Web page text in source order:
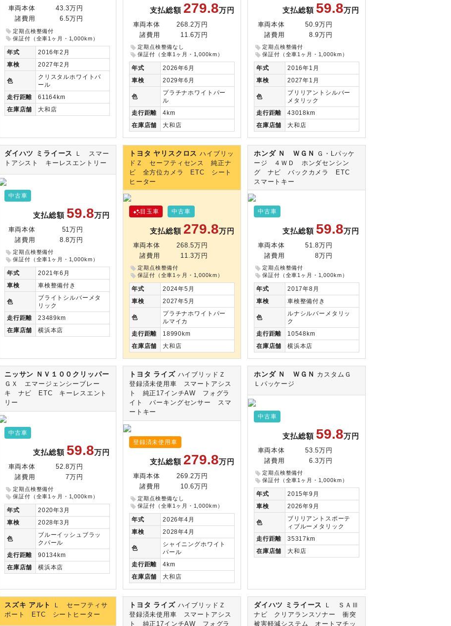
車両本体
43.3万円
諸費用
6.5万円
定期点検整備付
保証付（全車1ヶ月・1,000km）
年式
2016年2月
車検
2027年2月
色
クリスタルホワイトパ
ール
走行距離
61164km
在庫店舗 大和店
支払総額 279.8万円
車両本体
268.2万円
諸費用
11.6万円
定期点検整備なし
保証付（全車1ヶ月・1,000km）
年式
2026年6月
車検
2029年6月
色
プラチナホワイトパー
ル
走行距離
4km
在庫店舗 大和店
支払総額 59.8万円
車両本体
50.9万円
諸費用
8.9万円
定期点検整備付
保証付（全車1ヶ月・1,000km）
年式
2016年1月
車検
2027年1月
色
ブリリアントシルバー
メタリック
走行距離
43018km
在庫店舗 大和店
ダイハツ ミライース
Ｌ スマー
トアシスト キーレスエントリー
中古車
支払総額 59.8万円
車両本体
51万円
諸費用
8.8万円
定期点検整備付
保証付（全車1ヶ月・1,000km）
年式
2021年6月
車検
車検整備付き
色
ブライトシルバーメタ
リック
走行距離
23489km
在庫店舗 横浜本店
トヨタ ヤリスクロスハイブリッ
ドＺ セーフティセンス 純正ナ
ビ 全方位カメラ ETC シート
ヒーター
目玉車 中古車
支払総額 279.8万円
車両本体
268.5万円
諸費用
11.3万円
定期点検整備付
保証付（全車1ヶ月・1,000km）
年式
2024年5月
車検
2027年5月
色
プラチナホワイトパー
ルマイカ
走行距離
18990km
在庫店舗 大和店
ホンダ Ｎ ＷＧＮ
Ｇ・Lパッケ
ージ ４ＷＤ ホンダセンシン
グ ナビ バックカメラ ETC
スマートキー
中古車
支払総額 59.8万円
車両本体
51.8万円
諸費用
8万円
定期点検整備付
保証付（全車1ヶ月・1,000km）
年式
2017年8月
車検
車検整備付き
色
ルナシルバーメタリッ
ク
走行距離
10548km
在庫店舗 横浜本店
ニッサン ＮＶ１００クリッパー
ＧＸ エマージェンシーブレー
キ ナビ ETC キーレスエント
リー
中古車
支払総額 59.8万円
車両本体
52.8万円
諸費用
7万円
定期点検整備付
保証付（全車1ヶ月・1,000km）
年式
2020年3月
車検
2028年3月
色
ブルーイッシュブラッ
クパール
走行距離
90134km
在庫店舗 横浜本店
トヨタ ライズ ハイブリッドＺ
登録済未使用車 スマートアシス
ト 純正17インチAW フォグラ
イト パーキングセンサー スマ
ートキー
登録済未使用車
支払総額 279.8万円
車両本体
269.2万円
諸費用
10.6万円
定期点検整備なし
保証付（全車1ヶ月・1,000km）
年式
2026年4月
車検
2028年4月
色
シャイニングホワイト
パール
走行距離
4km
在庫店舗 大和店
ホンダ Ｎ ＷＧＮ
カスタムＧ
Ｌパッケージ
中古車
支払総額 59.8万円
車両本体
53.5万円
諸費用
6.3万円
定期点検整備付
保証付（全車1ヶ月・1,000km）
年式
2015年9月
車検
2026年9月
色
ブリリアントスポーテ
ィブルーメタリック
走行距離
35317km
在庫店舗 大和店
スズキ アルト
Ｌ セーフティサ
ポート ETC シートヒーター
トヨタ ライズ ハイブリッドＺ
登録済未使用車 スマートアシス
ト 純正17インチAW フォグラ
ダイハツ ミライース
Ｌ ＳＡⅢ
ナビ クリアランスソナー 衝突
被害軽減システム オートマチッ